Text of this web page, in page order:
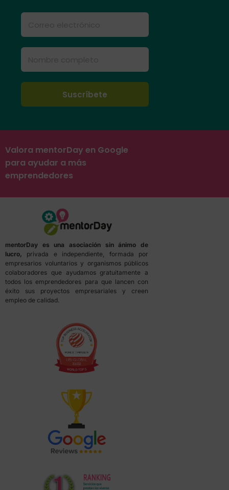
Valora mentorDay en Google
para ayudar a más
emprendedores
mentorDay es una asociación sin ánimo de
lucro, privada e independiente, formada por
empresarios voluntarios y organismos públicos
colaboradores que ayudamos gratuitamente a
todos los emprendedores para que lancen con
éxito sus proyectos empresariales y creen
empleo de calidad.